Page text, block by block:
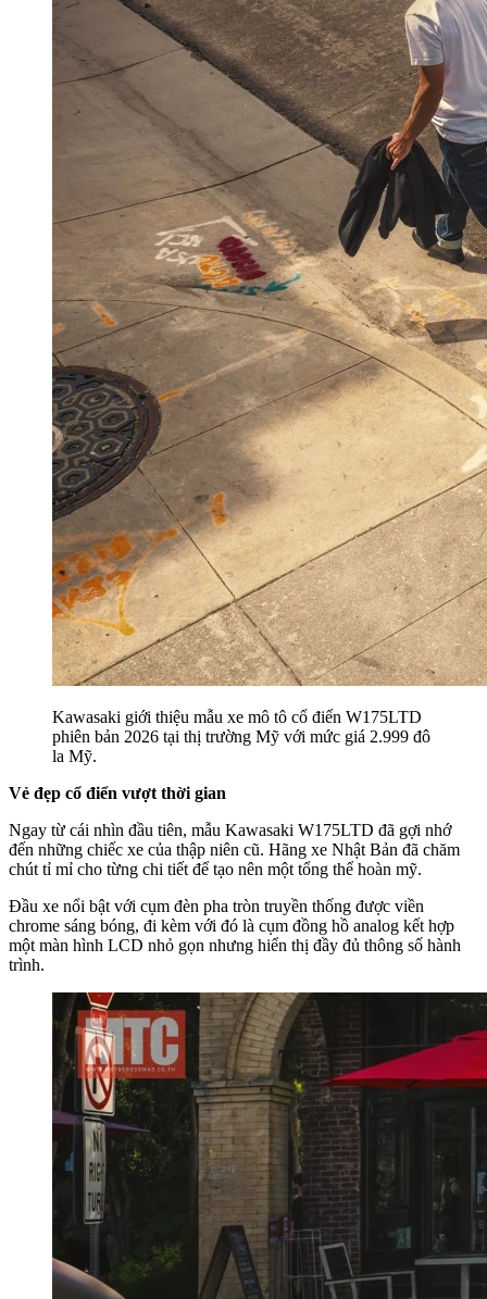
Kawasaki giới thiệu mẫu xe mô tô cổ điển W175LTD
phiên bản 2026 tại thị trường Mỹ với mức giá 2.999 đô
la Mỹ.
Vẻ đẹp cổ điển vượt thời gian
Ngay từ cái nhìn đầu tiên, mẫu Kawasaki W175LTD đã gợi nhớ
đến những chiếc xe của thập niên cũ. Hãng xe Nhật Bản đã chăm
chút tỉ mỉ cho từng chi tiết để tạo nên một tổng thể hoàn mỹ.
Đầu xe nổi bật với cụm đèn pha tròn truyền thống được viền
chrome sáng bóng, đi kèm với đó là cụm đồng hồ analog kết hợp
một màn hình LCD nhỏ gọn nhưng hiển thị đầy đủ thông số hành
trình.